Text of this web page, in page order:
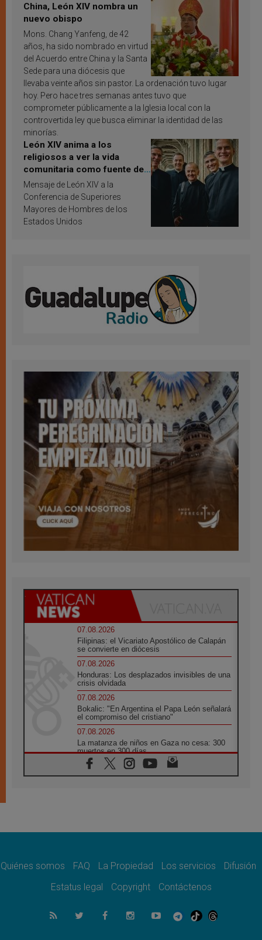
China, León XIV nombra un
nuevo obispo
Mons. Chang Yanfeng, de 42
años, ha sido nombrado en virtud
del Acuerdo entre China y la Santa
Sede para una diócesis que
llevaba veinte años sin pastor. La ordenación tuvo lugar
hoy. Pero hace tres semanas antes tuvo que
comprometer públicamente a la Iglesia local con la
controvertida ley que busca eliminar la identidad de las
minorías.
León XIV anima a los
religiosos a ver la vida
comunitaria como fuente de
inspiración y santificación
Mensaje de León XIV a la
Conferencia de Superiores
Mayores de Hombres de los
Estados Unidos
07.08.2026
Filipinas: el Vicariato Apostólico de Calapán
se convierte en diócesis
07.08.2026
Honduras: Los desplazados invisibles de una
crisis olvidada
07.08.2026
Bokalic: "En Argentina el Papa León señalará
el compromiso del cristiano"
07.08.2026
La matanza de niños en Gaza no cesa: 300
muertos en 300 días
07.08.2026
Tagle: La guerra desfigura el mundo, solo la
como misión al servicio del Evangelio
SIGNIS 2026, dar voz a las religiosas en el
07.08.2026
Lanzan un proyecto de empoderamiento
Quiénes somos FAQ La Propiedad Los servicios
Difusión
Estatus legal
Copyright Contáctenos